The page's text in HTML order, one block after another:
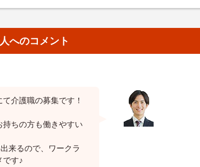
へのコメント
介護職の募集です！
持ちの方も働きやすい
来るので、ワークラ
です♪